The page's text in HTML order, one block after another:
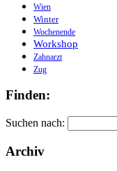
Wien
Winter
Wochenende
Workshop
Zahnarzt
Zug
Finden:
Suchen nach:
Archiv